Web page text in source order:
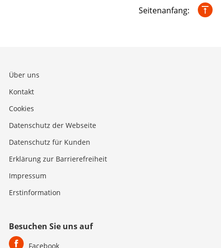
Seitenanfang:
Über uns
Kontakt
Cookies
Datenschutz der Webseite
Datenschutz für Kunden
Erklärung zur Barrierefreiheit
Impressum
Erstinformation
Besuchen Sie uns auf
Facebook